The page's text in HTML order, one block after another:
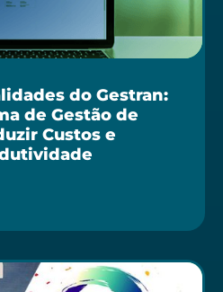
do Gestran:
de Gestão de
Custos e